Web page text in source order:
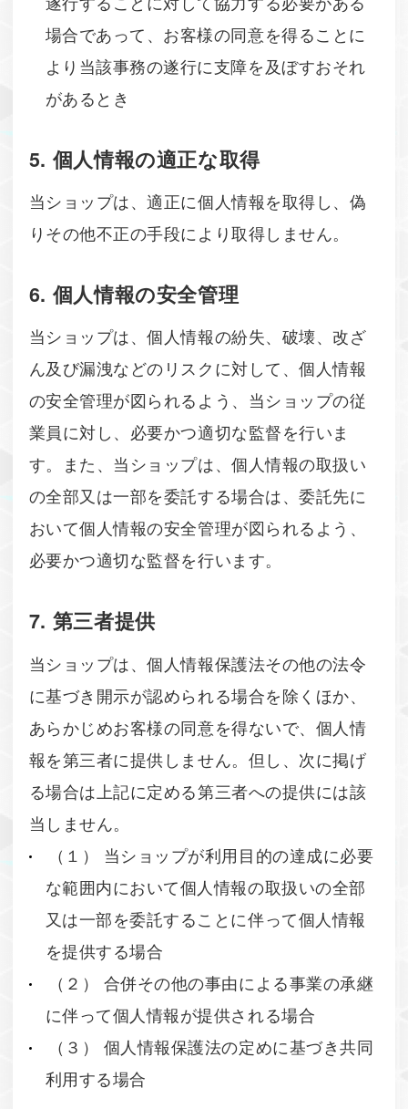
場合であって、お客様の同意を得ることに
より当該事務の遂行に支障を及ぼすおそれ
があるとき
5. 個人情報の適正な取得
当ショップは、適正に個人情報を取得し、偽
りその他不正の手段により取得しません。
6. 個人情報の安全管理
当ショップは、個人情報の紛失、破壊、改ざ
ん及び漏洩などのリスクに対して、個人情報
の安全管理が図られるよう、当ショップの従
業員に対し、必要かつ適切な監督を行いま
す。また、当ショップは、個人情報の取扱い
の全部又は一部を委託する場合は、委託先に
おいて個人情報の安全管理が図られるよう、
必要かつ適切な監督を行います。
7. 第三者提供
当ショップは、個人情報保護法その他の法令
に基づき開示が認められる場合を除くほか、
あらかじめお客様の同意を得ないで、個人情
報を第三者に提供しません。但し、次に掲げ
る場合は上記に定める第三者への提供には該
当しません。
（１） 当ショップが利用目的の達成に必要
な範囲内において個人情報の取扱いの全部
又は一部を委託することに伴って個人情報
を提供する場合
（２） 合併その他の事由による事業の承継
に伴って個人情報が提供される場合
（３） 個人情報保護法の定めに基づき共同
利用する場合